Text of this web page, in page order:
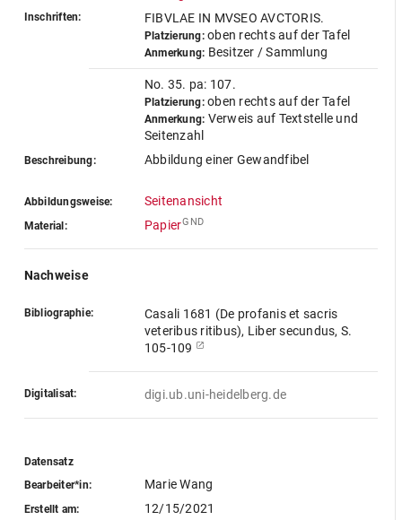
Inschriften: FIBVLAE IN MVSEO AVCTORIS.
Platzierung:oben rechts auf der Tafel
Anmerkung: Besitzer / Sammlung
No. 35. pa: 107.
Platzierung:oben rechts auf der Tafel
Anmerkung: Verweis auf Textstelle und
Seitenzahl
Beschreibung: Abbildung einer Gewandfibel
Abbildungsweise: Seitenansicht
Material: PapierGND
Nachweise
Bibliographie:
Casali 1681 (De profanis et sacris
veteribus ritibus), Liber secundus, S.
105-109
Digitalisat: digi.ub.uni-heidelberg.de
Datensatz
Bearbeiter*in:
Marie Wang
Erstellt am: 12/15/2021